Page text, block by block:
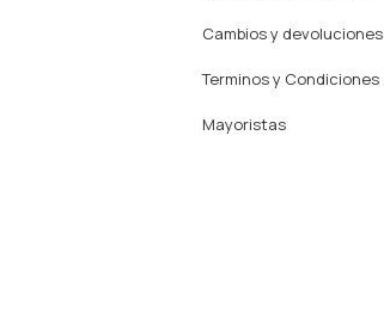
Cambios y devoluciones
Terminos y Condiciones
Mayoristas